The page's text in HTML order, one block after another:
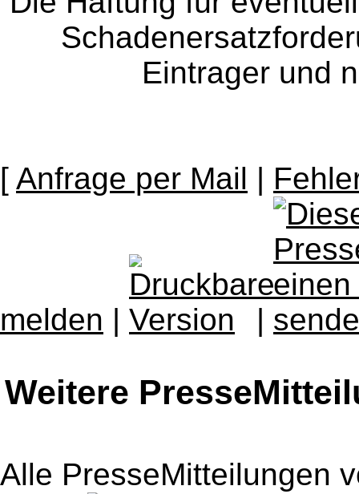
Eintrager und
[ Anfrage per Mail |
melden | |
Weitere
Alle PresseMitteilungen